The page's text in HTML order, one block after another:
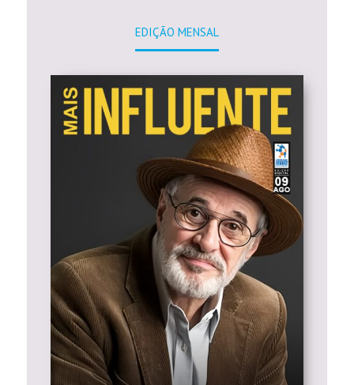
EDIÇÃO MENSAL